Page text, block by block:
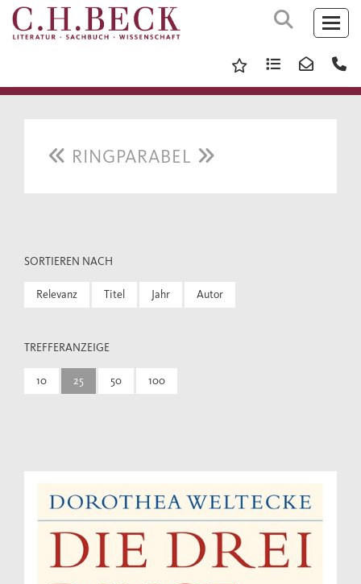
RINGPARABEL
SORTIEREN NACH
Relevanz Titel Jahr Autor
TREFFERANZEIGE
10 25 50 100